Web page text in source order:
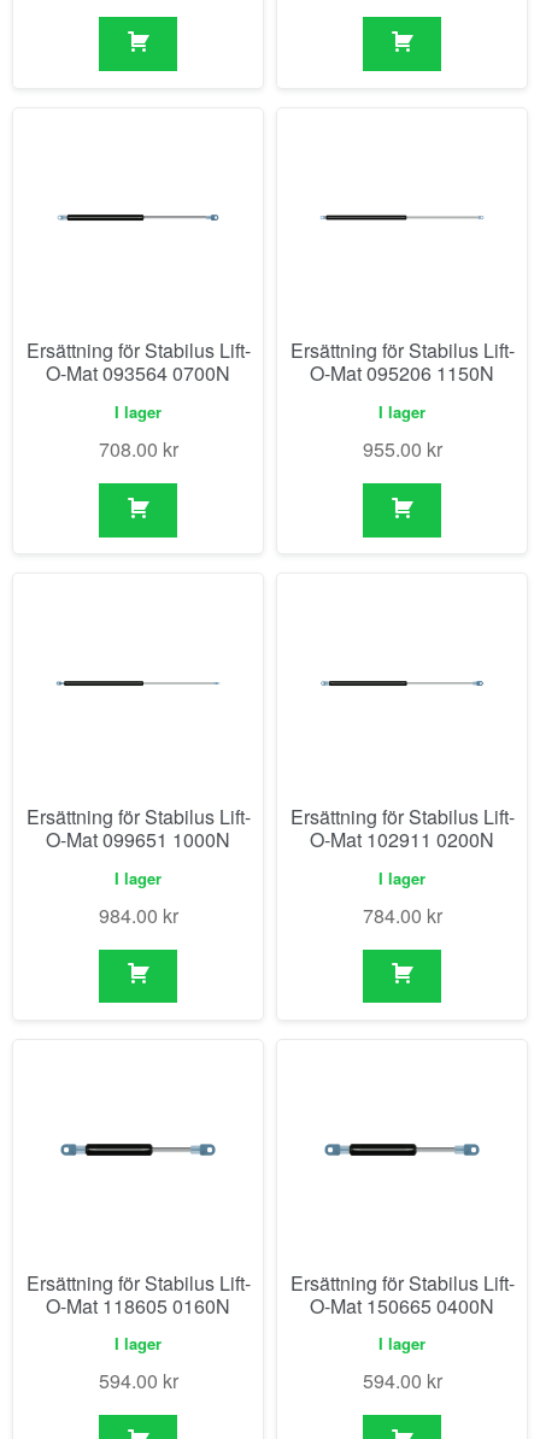
Ersättning för Stabilus Lift-
O-Mat 093564 0700N
I lager
708.00 kr
Ersättning för Stabilus Lift-
O-Mat 095206 1150N
I lager
955.00 kr
Ersättning för Stabilus Lift-
O-Mat 099651 1000N
I lager
984.00 kr
Ersättning för Stabilus Lift-
O-Mat 102911 0200N
I lager
784.00 kr
Ersättning för Stabilus Lift-
O-Mat 118605 0160N
I lager
594.00 kr
Ersättning för Stabilus Lift-
O-Mat 150665 0400N
I lager
594.00 kr